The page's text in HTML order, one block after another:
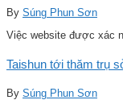
By Súng Phun Sơn
Việc website được xác
Taishun tới thăm trụ
By Súng Phun Sơn